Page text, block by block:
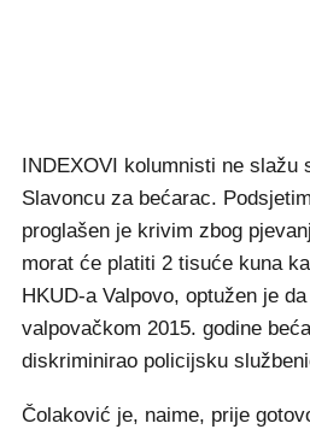
INDEXOVI kolumnisti ne slažu
Slavoncu za bećarac.
proglašen je krivim zbog
morat će platiti 2 tisuće kuna
HKUD-a Valpovo, optužen je
valpovačkom 2015. godine
diskriminirao policijsku
Čolaković je, naime, prije